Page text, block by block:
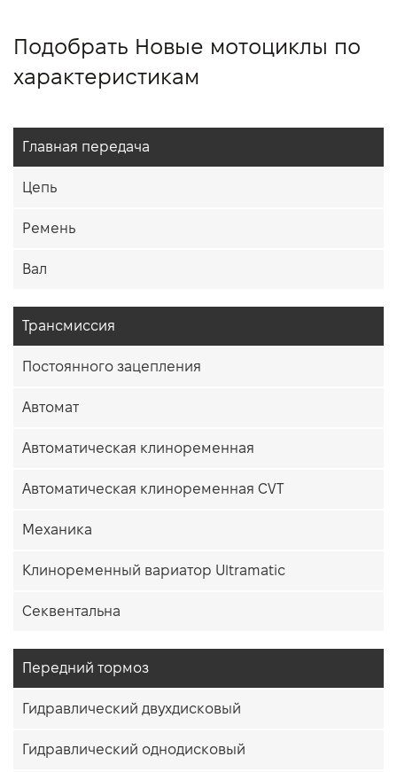
Подобрать Новые мотоциклы по
характеристикам
Главная передача
Цепь
Ремень
Вал
Трансмиссия
Постоянного зацепления
Автомат
Автоматическая клиноременная
Автоматическая клиноременная CVT
Механика
Клиноременный вариатор Ultramatic
Секвентальна
Передний тормоз
Гидравлический двухдисковый
Гидравлический однодисковый